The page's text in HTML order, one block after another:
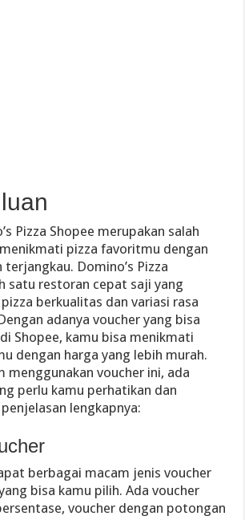
Pizza Shopee merupakan salah
pizza favoritmu dengan
Domino’s Pizza
satu restoran cepat saji yang
berkualitas dan variasi rasa
adanya voucher yang bisa
Shopee, kamu bisa menikmati
dengan harga yang lebih murah.
menggunakan voucher ini, ada
perlu kamu perhatikan dan
lengkapnya:
berbagai macam jenis voucher
bisa kamu pilih. Ada voucher
voucher dengan potongan